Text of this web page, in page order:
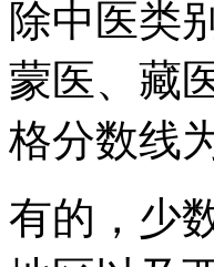
除中医类
蒙医、藏
格分数线
有的，少